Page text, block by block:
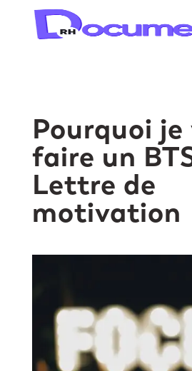
Pourquoi je
faire un
Lettre de
motivation